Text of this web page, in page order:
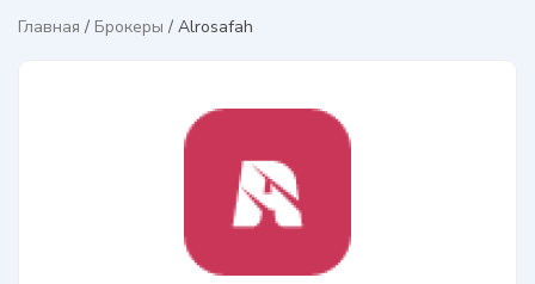
Главная / Брокеры / Alrosafah